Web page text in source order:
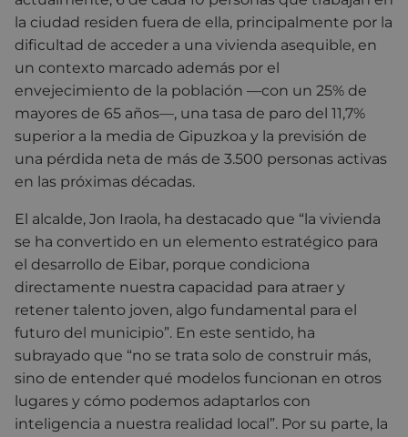
la ciudad residen fuera de ella, principalmente por la
dificultad de acceder a una vivienda asequible, en
un contexto marcado además por el
envejecimiento de la población —con un 25% de
mayores de 65 años—, una tasa de paro del 11,7%
superior a la media de Gipuzkoa y la previsión de
una pérdida neta de más de 3.500 personas activas
en las próximas décadas.
El alcalde, Jon Iraola, ha destacado que “la vivienda
se ha convertido en un elemento estratégico para
el desarrollo de Eibar, porque condiciona
directamente nuestra capacidad para atraer y
retener talento joven, algo fundamental para el
futuro del municipio”. En este sentido, ha
subrayado que “no se trata solo de construir más,
sino de entender qué modelos funcionan en otros
lugares y cómo podemos adaptarlos con
inteligencia a nuestra realidad local”. Por su parte, la